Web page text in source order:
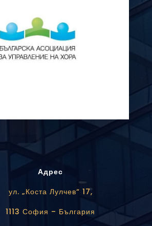
Адрес
ул. „Коста Лулчев“ 17,
1113 София – България